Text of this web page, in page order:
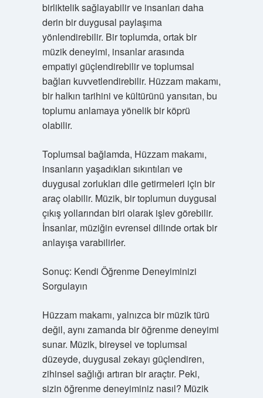
birliktelik sağlayabilir ve insanları daha
derin bir duygusal paylaşıma
yönlendirebilir. Bir toplumda, ortak bir
müzik deneyimi, insanlar arasında
empatiyi güçlendirebilir ve toplumsal
bağları kuvvetlendirebilir. Hüzzam makamı,
bir halkın tarihini ve kültürünü yansıtan, bu
toplumu anlamaya yönelik bir köprü
olabilir.
Toplumsal bağlamda, Hüzzam makamı,
insanların yaşadıkları sıkıntıları ve
duygusal zorlukları dile getirmeleri için bir
araç olabilir. Müzik, bir toplumun duygusal
çıkış yollarından biri olarak işlev görebilir.
İnsanlar, müziğin evrensel dilinde ortak bir
anlayışa varabilirler.
Sonuç: Kendi Öğrenme Deneyiminizi
Sorgulayın
Hüzzam makamı, yalnızca bir müzik türü
değil, aynı zamanda bir öğrenme deneyimi
sunar. Müzik, bireysel ve toplumsal
düzeyde, duygusal zekayı güçlendiren,
zihinsel sağlığı artıran bir araçtır. Peki,
sizin öğrenme deneyiminiz nasıl? Müzik